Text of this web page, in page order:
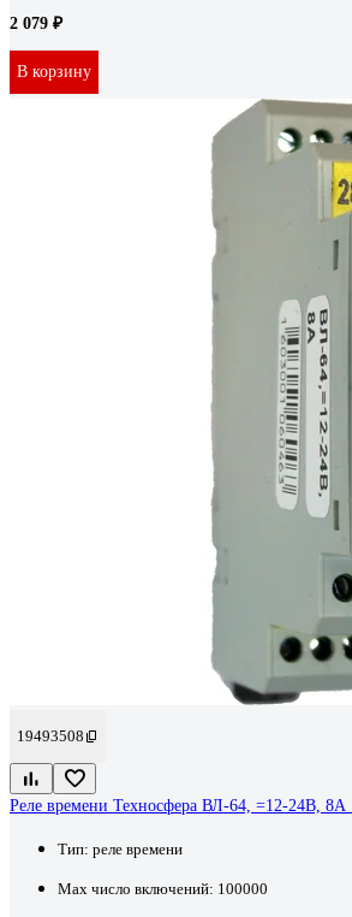
2 079 ₽
В корзину
19493508
Реле времени Техносфера ВЛ-64, =12-24В, 8А
Тип: реле времени
Max число включений: 100000